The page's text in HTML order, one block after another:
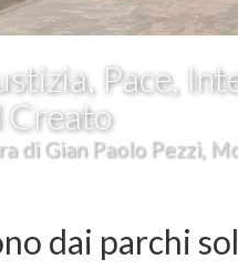
Pace,
Creato
di Gian Paolo Pezzi,
dai parchi